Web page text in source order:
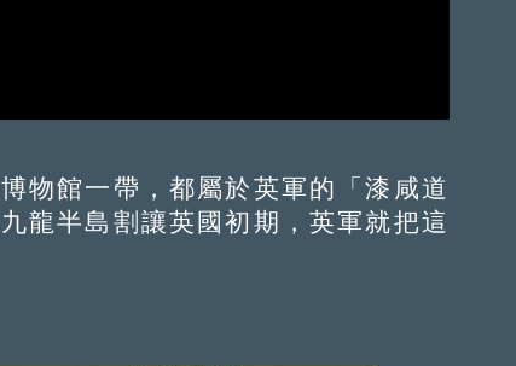
館一帶，都屬於英軍的「漆咸道
龍半島割讓英國初期，英軍就把這